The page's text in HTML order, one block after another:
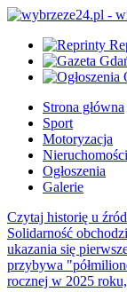
Strona główna
Sport
Motoryzacja
Nieruchomości
Ogłoszenia
Galerie
Czytaj historię u
Solidarność
ukazania się
przybywa
rocznej w 2025